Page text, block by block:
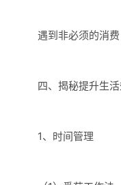
遇到非必须的消费
四、揭秘提升生活
1、时间管理